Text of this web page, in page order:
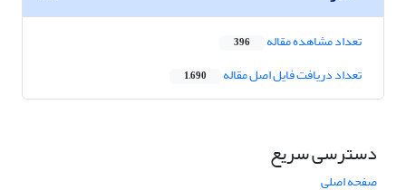
تعداد مشاهده مقاله 396
تعداد دریافت فایل اصل مقاله 1,690
دسترسی سریع
صفحه اصلی